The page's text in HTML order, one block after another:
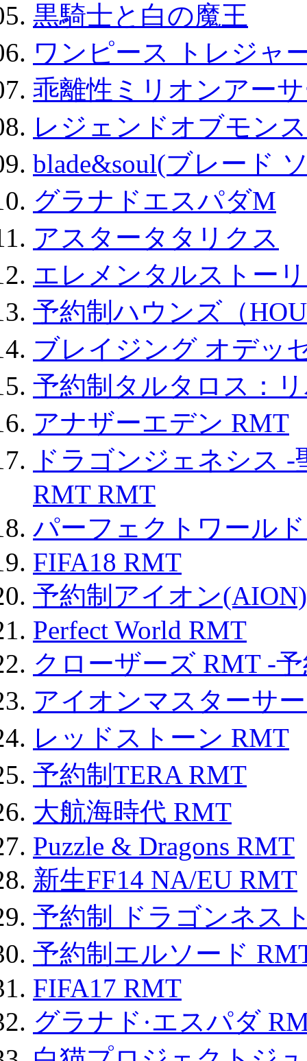
黒騎士と白の魔王
ワンピース トレジャ
乖離性ミリオンアー
レジェンドオブモン
blade&soul(ブレード
グラナドエスパダM
アスタータタリクス
エレメンタルストー
予約制ハウンズ（
ブレイジング オデッ
予約制タルタロス：
アナザーエデン RMT
ドラゴンジェネシス
RMT RMT
パーフェクトワール
FIFA18 RMT
予約制アイオン
Perfect World RMT
クローザーズ RMT -
アイオンマスターサ
レッドストーン RMT
予約制TERA RMT
大航海時代 RMT
Puzzle & Dragons RMT
新生FF14 NA/EU RMT
予約制 ドラゴンネス
予約制エルソード
FIFA17 RMT
グラナド·エスパダ